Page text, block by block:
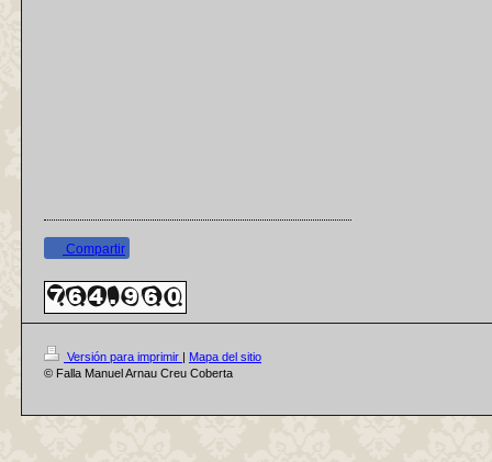
Compartir
Versión para imprimir | Mapa del sitio
© Falla Manuel Arnau Creu Coberta